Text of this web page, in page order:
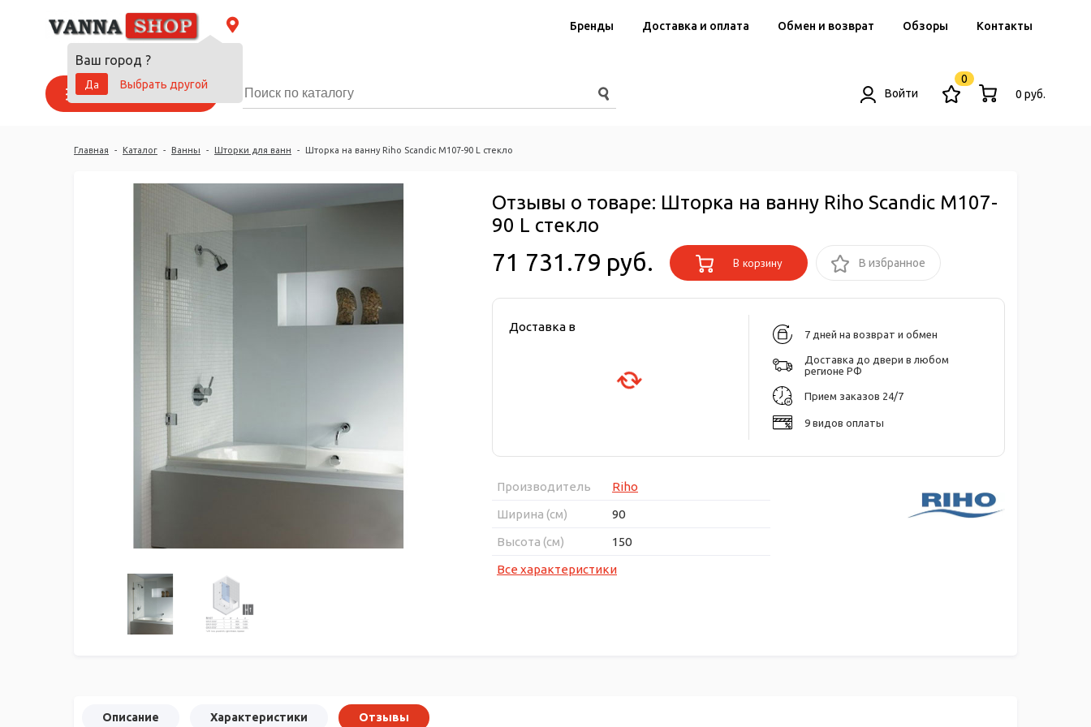
Ваш город ?
Да
Выбрать другой
Бренды Доставка и оплата Обмен и возврат Обзоры Контакты
Каталог товаров Войти
0
0 руб.
Главная - Каталог - Ванны - Шторки для ванн - Шторка на ванну Riho Scandic M107-90 L стекло
Отзывы о товаре: Шторка на ванну Riho Scandic M107-
90 L стекло
71 731.79 руб. В корзину В избранное
Доставка в
7 дней на возврат и обмен
Доставка до двери в любом
регионе РФ
Прием заказов 24/7
9 видов оплаты
Производитель
Riho
Ширина (см)
90
Высота (см)
150
Все характеристики
Описание Характеристики Отзывы